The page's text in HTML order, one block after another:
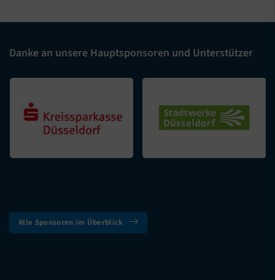
Danke an unsere Hauptsponsoren und Unterstützer
Alle Sponsoren im Überblick